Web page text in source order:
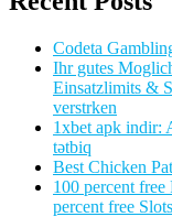
Codeta
Ihr gutes
Einsatzlimits &
verstrken
1xbet apk indir:
tətbiq
Best Chicken
100 percent
percent free